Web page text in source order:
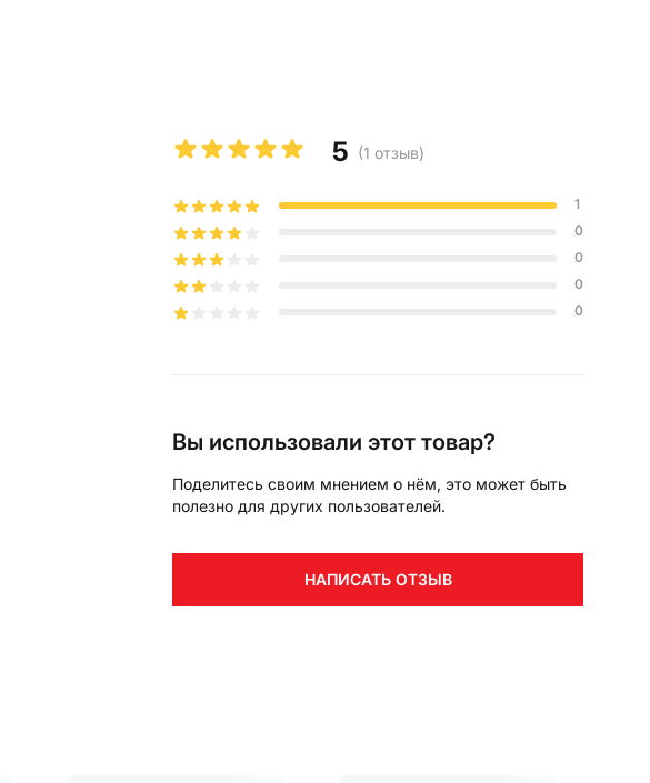
5 (1 отзыв)
1
0
0
0
0
Вы использовали этот товар?
Поделитесь своим мнением о нём, это может быть
полезно для других пользователей.
НАПИСАТЬ ОТЗЫВ